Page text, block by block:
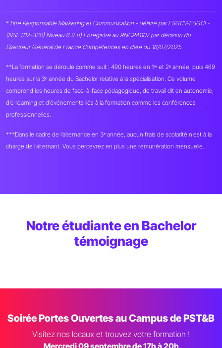
* Titre Responsable Marketing et Communication - délivré par ESGCV-ESGCI -
(NSF 312-320) Niveau 6 (Eu) Enregistré au RNCP41107 par décision du
Directeur Général de France Compétences en date du 18/07/2025.
**La formation se déroule comme suit : 490 heures en 1ʳᵉ et 2ᵉ année, puis 469
heures sur la 3ᵉ année du Bachelor relative à la spécialisation. Ce volume
comprend les heures de face-à-face pédagogique, de travail dit en autonomie,
d’e-learning et d’événements liés à la formation comme les conférences
professionnelles.
***Dans le cadre de l’alternance en 3ᵉ année, aucun frais de scolarité n’est à la
charge de l’alternant. Vous percevrez en plus une rémunération mensuelle.
Notre étudiante en Bachelor
témoignage
Soirée Portes Ouvertes au Campus de PST&B
Visitez nos locaux et trouvez votre formation !